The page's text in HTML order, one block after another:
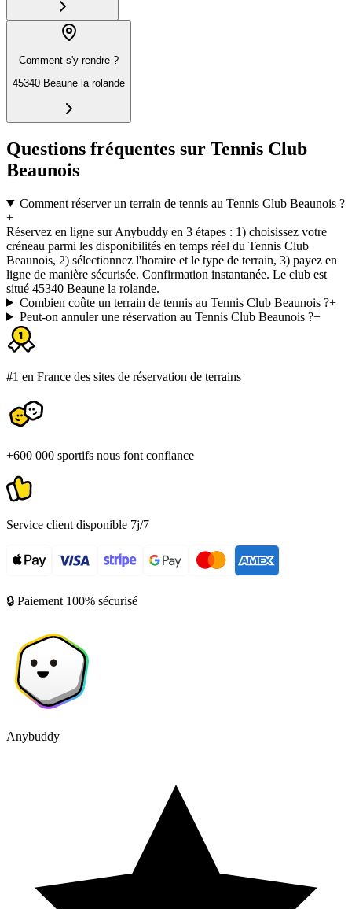
Comment s'y rendre ?
45340 Beaune la rolande
Questions fréquentes sur Tennis Club
Beaunois
Comment réserver un terrain de tennis au Tennis Club Beaunois ?
+
Réservez en ligne sur Anybuddy en 3 étapes : 1) choisissez votre
créneau parmi les disponibilités en temps réel du Tennis Club
Beaunois, 2) sélectionnez l'horaire et le type de terrain, 3) payez en
ligne de manière sécurisée. Confirmation instantanée. Le club est
situé 45340 Beaune la rolande.
Combien coûte un terrain de tennis au Tennis Club Beaunois ?+
Peut-on annuler une réservation au Tennis Club Beaunois ?+
#1 en France des sites de réservation de terrains
+600 000 sportifs nous font confiance
Service client disponible 7j/7
🔒 Paiement 100% sécurisé
Anybuddy